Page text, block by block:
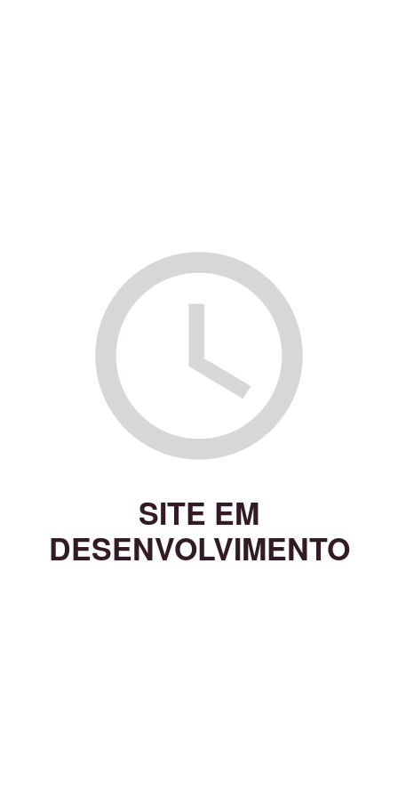
SITE EM
DESENVOLVIMENTO